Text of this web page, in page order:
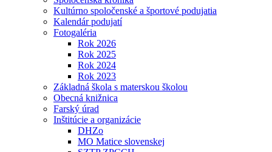
Kultúrno spoločenské a športové podujatia
Kalendár podujatí
Fotogaléria
Rok 2026
Rok 2025
Rok 2024
Rok 2023
Základná škola s materskou školou
Obecná knižnica
Farský úrad
Inštitúcie a organizácie
DHZo
MO Matice slovenskej